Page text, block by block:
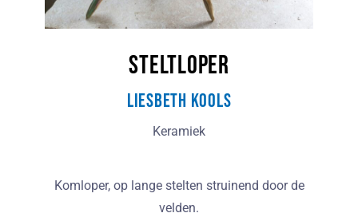
Steltloper
Liesbeth Kools
Keramiek
Komloper, op lange stelten struinend door de
velden.